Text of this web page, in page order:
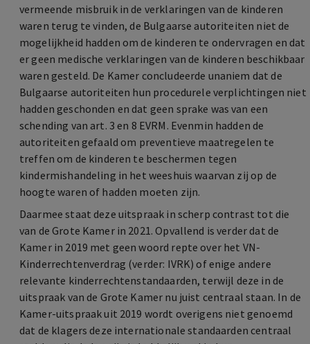
vermeende misbruik in de verklaringen van de kinderen
waren terug te vinden, de Bulgaarse autoriteiten niet de
mogelijkheid hadden om de kinderen te ondervragen en dat
er geen medische verklaringen van de kinderen beschikbaar
waren gesteld. De Kamer concludeerde unaniem dat de
Bulgaarse autoriteiten hun procedurele verplichtingen niet
hadden geschonden en dat geen sprake was van een
schending van art. 3 en 8 EVRM. Evenmin hadden de
autoriteiten gefaald om preventieve maatregelen te
treffen om de kinderen te beschermen tegen
kindermishandeling in het weeshuis waarvan zij op de
hoogte waren of hadden moeten zijn.
Daarmee staat deze uitspraak in scherp contrast tot die
van de Grote Kamer in 2021. Opvallend is verder dat de
Kamer in 2019 met geen woord repte over het VN-
Kinderrechtenverdrag (verder: IVRK) of enige andere
relevante kinderrechtenstandaarden, terwijl deze in de
uitspraak van de Grote Kamer nu juist centraal staan. In de
Kamer-uitspraak uit 2019 wordt overigens niet genoemd
dat de klagers deze internationale standaarden centraal